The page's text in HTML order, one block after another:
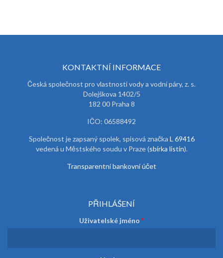
KONTAKTNÍ INFORMACE
Česká společnost pro vlastnosti vody a vodní páry, z. s.
Dolejškova 1402/5
182 00 Praha 8
IČO: 06588492
Společnost je zapsaný spolek, spisová značka L 69416
vedená u Městského soudu v Praze (sbírka listin).
Transparentní bankovní účet
PŘIHLÁŠENÍ
Uživatelské jméno *